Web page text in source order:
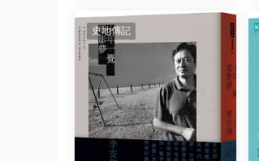
史地傳記